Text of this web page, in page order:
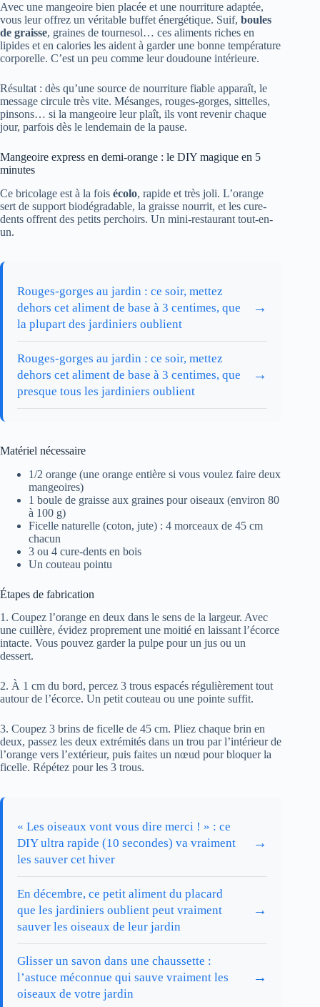
Avec une mangeoire bien placée et une nourriture adaptée,
vous leur offrez un véritable buffet énergétique. Suif, boules
de graisse, graines de tournesol… ces aliments riches en
lipides et en calories les aident à garder une bonne température
corporelle. C’est un peu comme leur doudoune intérieure.
Résultat : dès qu’une source de nourriture fiable apparaît, le
message circule très vite. Mésanges, rouges-gorges, sittelles,
pinsons… si la mangeoire leur plaît, ils vont revenir chaque
jour, parfois dès le lendemain de la pause.
Mangeoire express en demi-orange : le DIY magique en 5
minutes
Ce bricolage est à la fois écolo, rapide et très joli. L’orange
sert de support biodégradable, la graisse nourrit, et les cure-
dents offrent des petits perchoirs. Un mini-restaurant tout-en-
un.
Rouges-gorges au jardin : ce soir, mettez
dehors cet aliment de base à 3 centimes, que
la plupart des jardiniers oublient
→
Rouges-gorges au jardin : ce soir, mettez
dehors cet aliment de base à 3 centimes, que
presque tous les jardiniers oublient
→
Matériel nécessaire
1/2 orange (une orange entière si vous voulez faire deux
mangeoires)
1 boule de graisse aux graines pour oiseaux (environ 80
à 100 g)
Ficelle naturelle (coton, jute) : 4 morceaux de 45 cm
chacun
3 ou 4 cure-dents en bois
Un couteau pointu
Étapes de fabrication
1. Coupez l’orange en deux dans le sens de la largeur. Avec
une cuillère, évidez proprement une moitié en laissant l’écorce
intacte. Vous pouvez garder la pulpe pour un jus ou un
dessert.
2. À 1 cm du bord, percez 3 trous espacés régulièrement tout
autour de l’écorce. Un petit couteau ou une pointe suffit.
3. Coupez 3 brins de ficelle de 45 cm. Pliez chaque brin en
deux, passez les deux extrémités dans un trou par l’intérieur de
l’orange vers l’extérieur, puis faites un nœud pour bloquer la
ficelle. Répétez pour les 3 trous.
« Les oiseaux vont vous dire merci ! » : ce
DIY ultra rapide (10 secondes) va vraiment
les sauver cet hiver
→
En décembre, ce petit aliment du placard
que les jardiniers oublient peut vraiment
sauver les oiseaux de leur jardin
→
Glisser un savon dans une chaussette :
l’astuce méconnue qui sauve vraiment les
oiseaux de votre jardin
→